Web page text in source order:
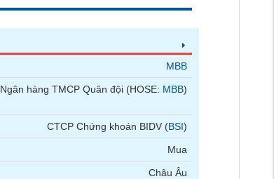
MBB
Ngân hàng TMCP Quân đội (HOSE: MBB)
CTCP Chứng khoán BIDV (BSI)
Mua
Châu Âu